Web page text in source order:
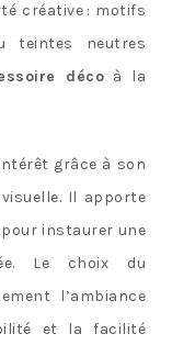
créative : motifs
teintes neutres
déco à la
grâce à son
Il apporte
instaurer une
Le choix du
l’ambiance
et la facilité